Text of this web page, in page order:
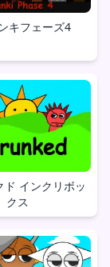
キフェーズ4
ド インクリボッ
クス